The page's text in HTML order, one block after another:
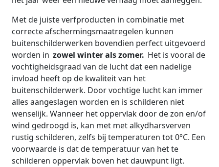
Met de juiste verfproducten in combinatie met
correcte afschermingsmaatregelen kunnen
buitenschilderwerken bovendien perfect uitgevoerd
worden in zowel winter als zomer. Het is vooral de
vochtigheidsgraad van de lucht dat een nadelige
invload heeft op de kwaliteit van het
buitenschilderwerk. Door vochtige lucht kan immer
alles aangeslagen worden en is schilderen niet
wenselijk. Wanneer het oppervlak door de zon en/of
wind gedroogd is, kan met met alkydharsverven
rustig schilderen, zelfs bij temperaturen tot 0°C. Een
voorwaarde is dat de temperatuur van het te
schilderen oppervlak boven het dauwpunt ligt.